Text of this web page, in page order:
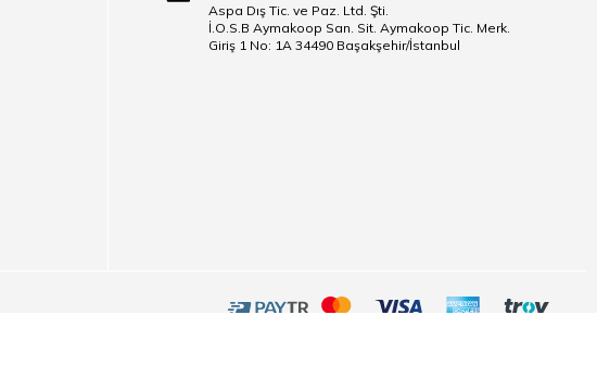
Aspa Dış Tic. ve Paz. Ltd. Şti.
İ.O.S.B Aymakoop San. Sit. Aymakoop Tic. Merk.
Giriş 1 No: 1A 34490 Başakşehir/İstanbul